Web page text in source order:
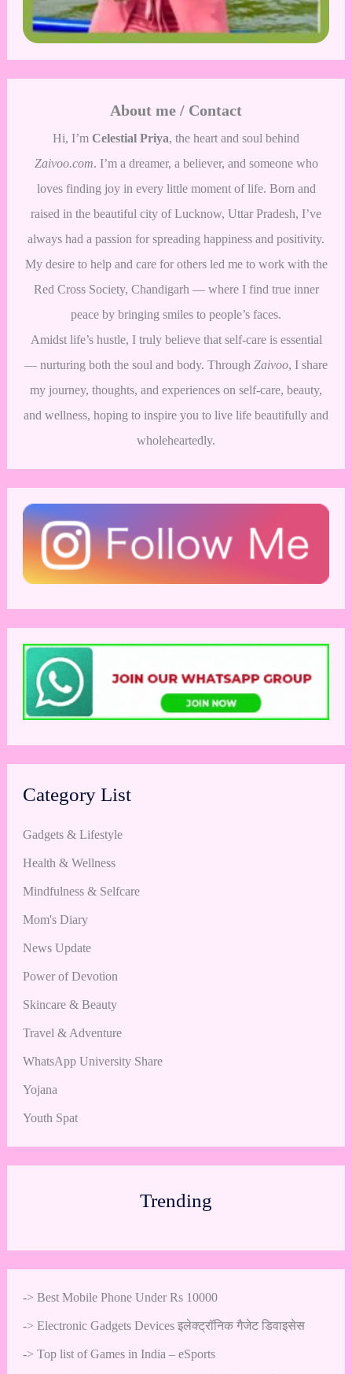
About me / Contact
Hi, I’m Celestial Priya, the heart and soul behind
Zaivoo.com. I’m a dreamer, a believer, and someone who
loves finding joy in every little moment of life. Born and
raised in the beautiful city of Lucknow, Uttar Pradesh, I’ve
always had a passion for spreading happiness and positivity.
My desire to help and care for others led me to work with the
Red Cross Society, Chandigarh — where I find true inner
peace by bringing smiles to people’s faces.
Amidst life’s hustle, I truly believe that self-care is essential
— nurturing both the soul and body. Through Zaivoo, I share
my journey, thoughts, and experiences on self-care, beauty,
and wellness, hoping to inspire you to live life beautifully and
wholeheartedly.
Category List
Gadgets & Lifestyle
Health & Wellness
Mindfulness & Selfcare
Mom's Diary
News Update
Power of Devotion
Skincare & Beauty
Travel & Adventure
WhatsApp University Share
Yojana
Youth Spat
Trending
-> Best Mobile Phone Under Rs 10000
-> Electronic Gadgets Devices इलेक्ट्रॉनिक गैजेट डिवाइसेस
-> Top list of Games in India – eSports